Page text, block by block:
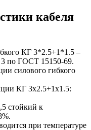
кабеля
КГ 3*2.5+1*1.5 –
по ГОСТ 15150-69.
силового гибкого
КГ 3х2.5+1х1.5:
стойкий к
при температуре